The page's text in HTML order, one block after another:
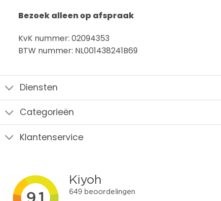
Bezoek alleen op afspraak
KvK nummer: 02094353
BTW nummer: NL001438241B69
Diensten
Categorieën
Klantenservice